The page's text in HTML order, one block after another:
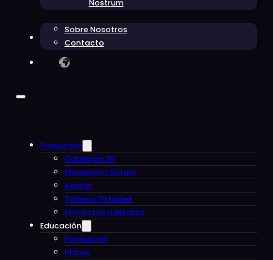
Nostrum
Sobre Nosotros
Contacto
Productos
Catálogo AR
Showroom Virtual
Avatar
Totems Virtuales
Proyectos a Medida
Educación
Formación
Planes